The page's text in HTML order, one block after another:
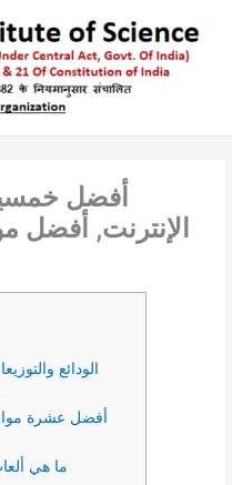
أفضل
الإنترنت, أفضل
الودائع
أفضل عشرة
ما هي